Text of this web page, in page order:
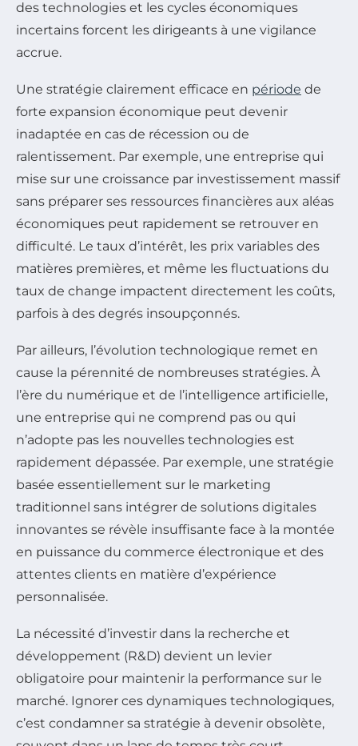
des technologies et les cycles économiques
incertains forcent les dirigeants à une vigilance
accrue.
Une stratégie clairement efficace en période de
forte expansion économique peut devenir
inadaptée en cas de récession ou de
ralentissement. Par exemple, une entreprise qui
mise sur une croissance par investissement massif
sans préparer ses ressources financières aux aléas
économiques peut rapidement se retrouver en
difficulté. Le taux d’intérêt, les prix variables des
matières premières, et même les fluctuations du
taux de change impactent directement les coûts,
parfois à des degrés insoupçonnés.
Par ailleurs, l’évolution technologique remet en
cause la pérennité de nombreuses stratégies. À
l’ère du numérique et de l’intelligence artificielle,
une entreprise qui ne comprend pas ou qui
n’adopte pas les nouvelles technologies est
rapidement dépassée. Par exemple, une stratégie
basée essentiellement sur le marketing
traditionnel sans intégrer de solutions digitales
innovantes se révèle insuffisante face à la montée
en puissance du commerce électronique et des
attentes clients en matière d’expérience
personnalisée.
La nécessité d’investir dans la recherche et
développement (R&D) devient un levier
obligatoire pour maintenir la performance sur le
marché. Ignorer ces dynamiques technologiques,
c’est condamner sa stratégie à devenir obsolète,